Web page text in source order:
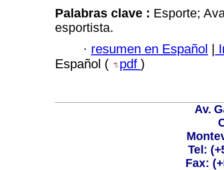
Palabras clave : Esporte;
esportista.
· resumen en Español |
Español (
pdf )
Av.
Tel:
Fax: